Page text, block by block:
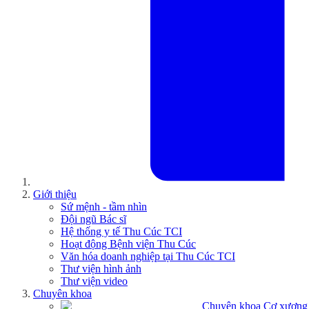
Giới thiệu
Sứ mệnh - tầm nhìn
Đội ngũ Bác sĩ
Hệ thống y tế Thu Cúc TCI
Hoạt động Bệnh viện Thu Cúc
Văn hóa doanh nghiệp tại Thu Cúc TCI
Thư viện hình ảnh
Thư viện video
Chuyên khoa
Chuyên khoa Cơ